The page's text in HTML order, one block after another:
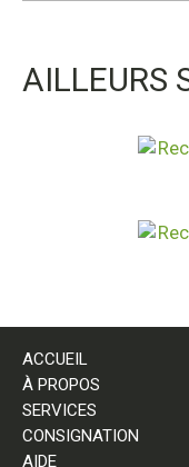
AILLEURS
ACCUEIL
À PROPOS
SERVICES
CONSIGNATION
AIDE